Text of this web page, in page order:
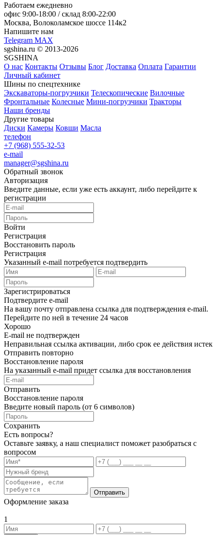
Работаем ежедневно
офис 9:00-18:00 / склад 8:00-22:00
Москва, Волоколамское шоссе 114к2
Напишите нам
Telegram MAX
sgshina.ru © 2013-2026
SGSHINA
О нас Контакты Отзывы Блог Доставка Оплата Гарантии
Личный кабинет
Шины по спецтехнике
Экскаваторы-погрузчики Телескопические Вилочные
Фронтальные Колесные Мини-погрузчики Тракторы
Наши бренды
Другие товары
Диски Камеры Ковши Масла
телефон
+7 (968) 555-32-53
e-mail
manager@sgshina.ru
Обратный звонок
Авторизация
Введите данные, если уже есть аккаунт, либо перейдите к
регистрации
Войти
Регистрация
Восстановить пароль
Регистрация
Указанный e-mail потребуется подтвердить
Зарегистрироваться
Подтвердите e-mail
На вашу почту отправлена ссылка для подтверждения e-mail.
Перейдите по ней в течение 24 часов
Хорошо
E-mail не подтвержден
Неправильная ссылка активации, либо срок ее действия истек
Отправить повторно
Восстановление пароля
На указанный e-mail придет ссылка для восстановления
Отправить
Восстановление пароля
Введите новый пароль (от 6 символов)
Сохранить
Есть вопросы?
Оставьте заявку, а наш специалист поможет разобраться с
вопросом
Отправить
Оформление заказа
1